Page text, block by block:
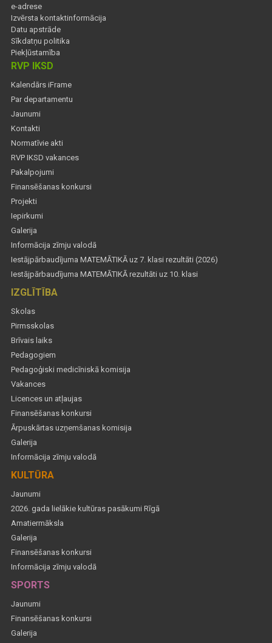
e-adrese
Izvērsta kontaktinformācija
Datu apstrāde
Sīkdatņu politika
Piekļūstamība
RVP IKSD
Kalendārs iFrame
Par departamentu
Jaunumi
Kontakti
Normatīvie akti
RVP IKSD vakances
Pakalpojumi
Finansēšanas konkursi
Projekti
Iepirkumi
Galerija
Informācija zīmju valodā
Iestājpārbaudījuma MATEMĀTIKĀ uz 7. klasi rezultāti (2026)
Iestājpārbaudījuma MATEMĀTIKĀ rezultāti uz 10. klasi
IZGLĪTĪBA
Skolas
Pirmsskolas
Brīvais laiks
Pedagogiem
Pedagoģiski medicīniskā komisija
Vakances
Licences un atļaujas
Finansēšanas konkursi
Ārpuskārtas uzņemšanas komisija
Galerija
Informācija zīmju valodā
KULTŪRA
Jaunumi
2026. gada lielākie kultūras pasākumi Rīgā
Amatiermāksla
Galerija
Finansēšanas konkursi
Informācija zīmju valodā
SPORTS
Jaunumi
Finansēšanas konkursi
Galerija